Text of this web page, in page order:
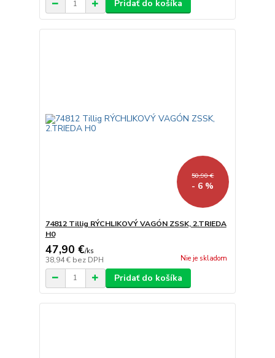
Pridať do košíka
50,90 €
- 6 %
74812 Tillig RÝCHLIKOVÝ VAGÓN ZSSK, 2.TRIEDA
H0
47,90 €/ks
38,94 € bez DPH Nie je skladom
Pridať do košíka